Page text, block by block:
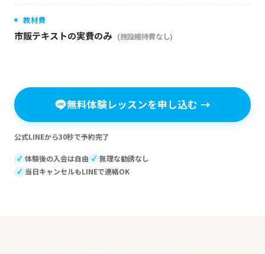
教材費
市販テキストの実費のみ (施設維持費なし)
無料体験レッスンを申し込む →
公式LINEから30秒で予約完了
✓ 体験後の入会は自由 ✓ 無理な勧誘なし
✓ 当日キャンセルもLINEで連絡OK